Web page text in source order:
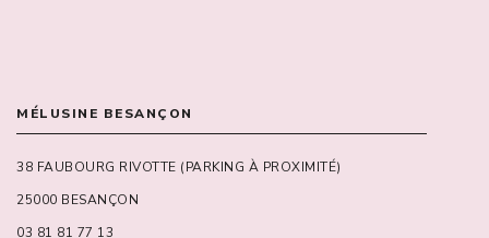
MÉLUSINE BESANÇON
38 FAUBOURG RIVOTTE (PARKING À PROXIMITÉ)
25000 BESANÇON
03 81 81 77 13